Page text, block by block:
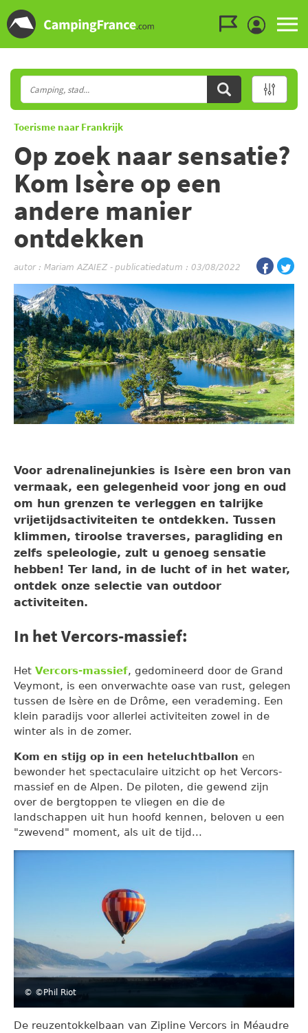
Toerisme naar Frankrijk
Op zoek naar sensatie?
Kom Isère op een
andere manier
ontdekken
autor : Mariam AZAIEZ- publicatiedatum : 03/08/2022
Voor adrenalinejunkies is Isère een bron van
vermaak, een gelegenheid voor jong en oud
om hun grenzen te verleggen en talrijke
vrijetijdsactiviteiten te ontdekken. Tussen
klimmen, tiroolse traverses, paragliding en
zelfs speleologie, zult u genoeg sensatie
hebben! Ter land, in de lucht of in het water,
ontdek onze selectie van outdoor
activiteiten.
In het Vercors-massief:
Het Vercors-massief, gedomineerd door de Grand
Veymont, is een onverwachte oase van rust, gelegen
tussen de Isère en de Drôme, een verademing. Een
klein paradijs voor allerlei activiteiten zowel in de
winter als in de zomer.
Kom en stijg op in een heteluchtballon en
bewonder het spectaculaire uitzicht op het Vercors-
massief en de Alpen. De piloten, die gewend zijn
over de bergtoppen te vliegen en die de
landschappen uit hun hoofd kennen, beloven u een
"zwevend" moment, als uit de tijd...
© ©Phil Riot
De reuzentokkelbaan van Zipline Vercors in Méaudre